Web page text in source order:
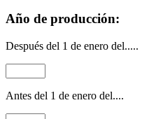
Año de producción:
Después del 1 de enero del.....
Antes del 1 de enero del....